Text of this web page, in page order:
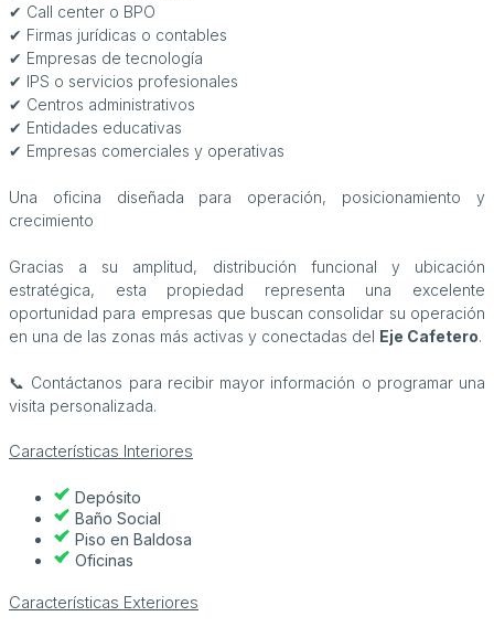
✔ Call center o BPO
✔ Firmas jurídicas o contables
✔ Empresas de tecnología
✔ IPS o servicios profesionales
✔ Centros administrativos
✔ Entidades educativas
✔ Empresas comerciales y operativas
Una oficina diseñada para operación, posicionamiento y
crecimiento
Gracias a su amplitud, distribución funcional y ubicación
estratégica, esta propiedad representa una excelente
oportunidad para empresas que buscan consolidar su operación
en una de las zonas más activas y conectadas del Eje Cafetero.
📞 Contáctanos para recibir mayor información o programar una
visita personalizada.
Características Interiores
Depósito
Baño Social
Piso en Baldosa
Oficinas
Características Exteriores